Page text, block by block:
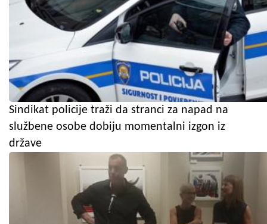
Sindikat policije traži da stranci za napad na
službene osobe dobiju momentalni izgon iz
države